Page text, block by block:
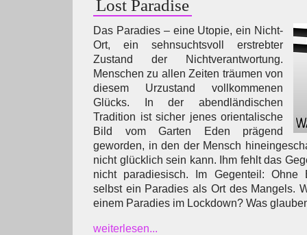
Lost Paradise
Das Paradies – eine Utopie, ein Nicht-
Ort, ein sehnsuchtsvoll erstrebter
Zustand der Nichtverantwortung.
Menschen zu allen Zeiten träumen von
diesem Urzustand vollkommenen
Glücks. In der abendländischen
Tradition ist sicher jenes orientalische
Bild vom Garten Eden prägend
geworden, in den der Mensch
nicht glücklich sein kann. Ihm fehlt das
nicht paradiesisch. Im Gegenteil: Ohne
selbst ein Paradies als Ort des Mangels.
einem Paradies im Lockdown? Was
weiterlesen...